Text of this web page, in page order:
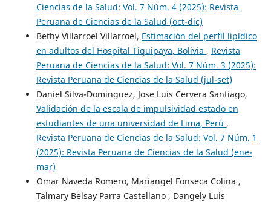
Ciencias de la Salud: Vol. 7 Núm. 4 (2025): Revista
Peruana de Ciencias de la Salud (oct-dic)
Bethy Villarroel Villarroel, Estimación del perfil lipídico
en adultos del Hospital Tiquipaya, Bolivia , Revista
Peruana de Ciencias de la Salud: Vol. 7 Núm. 3 (2025):
Revista Peruana de Ciencias de la Salud (jul-set)
Daniel Silva-Dominguez, Jose Luis Cervera Santiago,
Validación de la escala de impulsividad estado en
estudiantes de una universidad de Lima, Perú ,
Revista Peruana de Ciencias de la Salud: Vol. 7 Núm. 1
(2025): Revista Peruana de Ciencias de la Salud (ene-
mar)
Omar Naveda Romero, Mariangel Fonseca Colina ,
Talmary Belsay Parra Castellano , Dangely Luis